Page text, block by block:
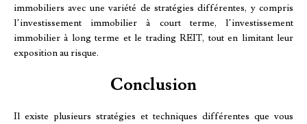
immobiliers avec une variété de stratégies différentes, y compris
l’investissement immobilier à court terme, l’investissement
immobilier à long terme et le trading REIT, tout en limitant leur
exposition au risque.
Conclusion
Il existe plusieurs stratégies et techniques différentes que vous